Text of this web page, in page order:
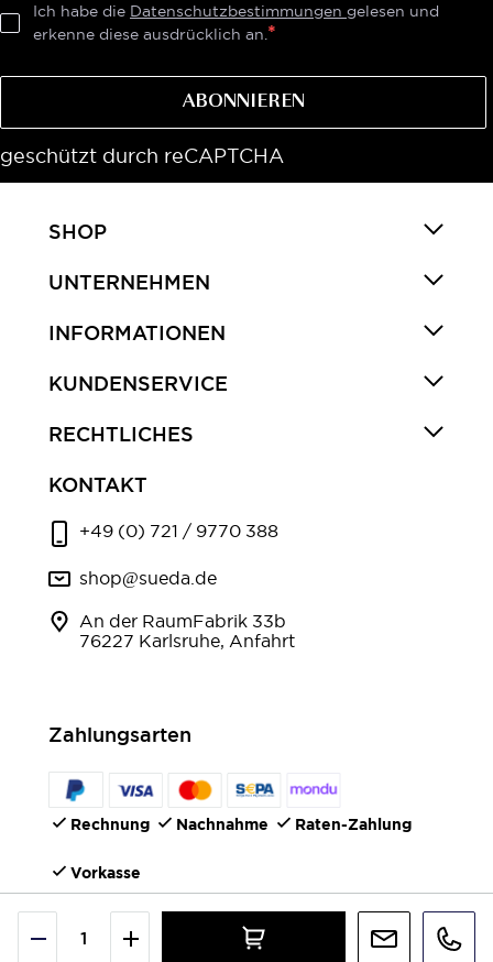
Ich habe die Datenschutzbestimmungen gelesen und
erkenne diese ausdrücklich an.
ABONNIEREN
geschützt durch reCAPTCHA
SHOP
UNTERNEHMEN
INFORMATIONEN
KUNDENSERVICE
RECHTLICHES
KONTAKT
+49 (0) 721 / 9770 388
shop@sueda.de
An der RaumFabrik 33b
76227 Karlsruhe, Anfahrt
Zahlungsarten
Rechnung Nachnahme Raten-Zahlung
Vorkasse
FOLGEN SIE UNS